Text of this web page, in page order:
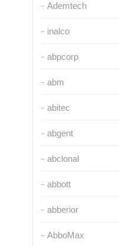
Ademtech
inalco
abpcorp
abm
abitec
abgent
abclonal
abbott
abberior
AbboMax